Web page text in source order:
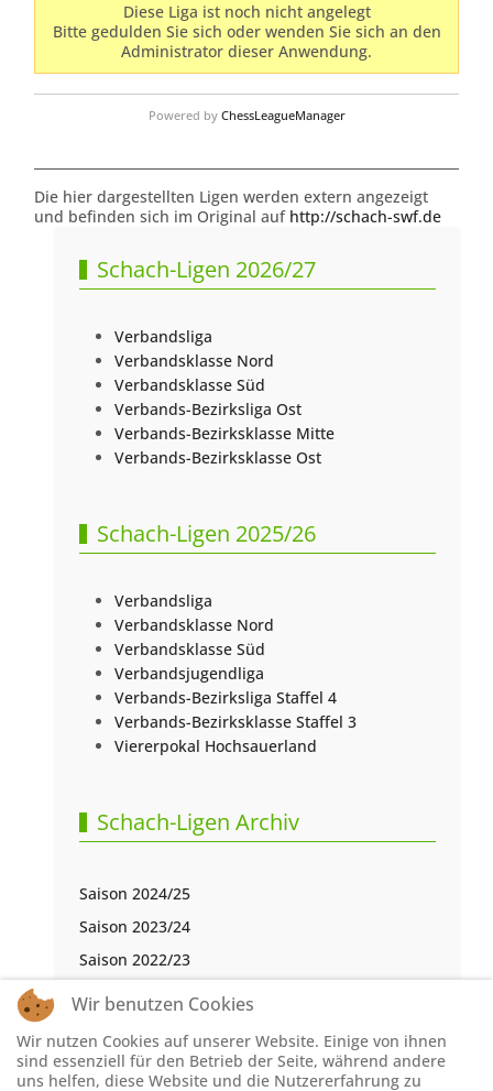
Diese Liga ist noch nicht angelegt
Bitte gedulden Sie sich oder wenden Sie sich an den
Administrator dieser Anwendung.
Powered by ChessLeagueManager
Die hier dargestellten Ligen werden extern angezeigt
und befinden sich im Original auf http://schach-swf.de
Schach-Ligen 2026/27
Verbandsliga
Verbandsklasse Nord
Verbandsklasse Süd
Verbands-Bezirksliga Ost
Verbands-Bezirksklasse Mitte
Verbands-Bezirksklasse Ost
Schach-Ligen 2025/26
Verbandsliga
Verbandsklasse Nord
Verbandsklasse Süd
Verbandsjugendliga
Verbands-Bezirksliga Staffel 4
Verbands-Bezirksklasse Staffel 3
Viererpokal Hochsauerland
Schach-Ligen Archiv
Saison 2024/25
Saison 2023/24
Saison 2022/23
Saison 2021/22
Saison 2019/20
Wir benutzen Cookies
Wir nutzen Cookies auf unserer Website. Einige von ihnen
sind essenziell für den Betrieb der Seite, während andere
uns helfen, diese Website und die Nutzererfahrung zu